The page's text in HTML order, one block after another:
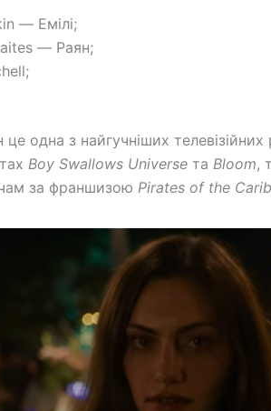
— Емілі;
— Раян;
це одна з найгучніших телевізійних
Boy Swallows Universe та Bloom,
за франшизою Pirates of the